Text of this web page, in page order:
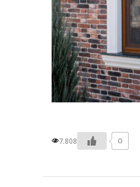
7.808 0